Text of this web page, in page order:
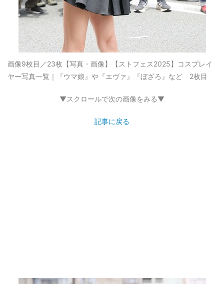
画像9枚目／23枚 【写真・画像】【ストフェス2025】コスプレイ
ヤー写真一覧｜『ウマ娘』や『エヴァ』『ぼざろ』など 2枚目
▼スクロールで次の画像をみる▼
記事に戻る